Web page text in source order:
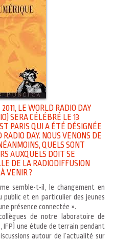
LE WORLD RADIO DAY
SERA CÉLÉBRÉ LE 13
PARIS QUI A ÉTÉ DÉSIGNÉE
DAY. NOUS VENONS DE
QUELS SONT
AUXQUELS DOIT SE
DE LA RADIODIFFUSION
VENIR ?
semble-t-il, le changement en
public et en particulier des jeunes
présence connectée ».
de notre laboratoire de
IFP) une étude de terrain pendant
autour de l’actualité sur